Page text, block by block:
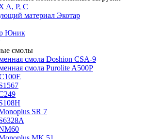
A, P, C
материал Экотар
Юник
смолы
смола Doshion CSA-9
смола Purolite A500P
SR 7